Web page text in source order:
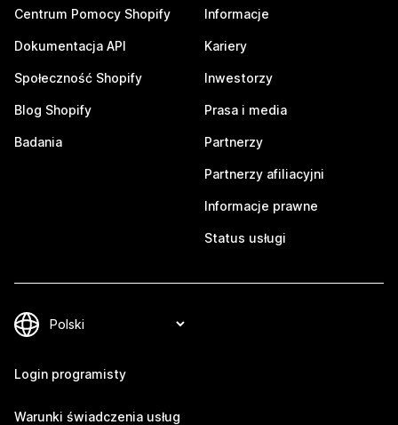
Centrum Pomocy Shopify
Dokumentacja API
Społeczność Shopify
Blog Shopify
Badania
Informacje
Kariery
Inwestorzy
Prasa i media
Partnerzy
Partnerzy afiliacyjni
Informacje prawne
Status usługi
Login programisty
Warunki świadczenia usług